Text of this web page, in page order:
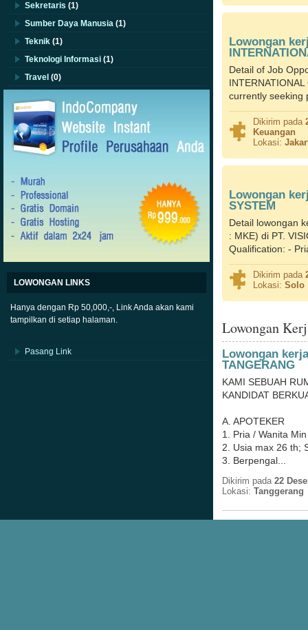
Sekretaris (1)
Sumber Daya Manusia (1)
Teknik (1)
Teknologi Informasi (1)
Travel (0)
LOWONGAN LINKS
Hanya dengan Rp 50,000,-, Link Anda akan kami
tampilkan di setiap halaman.
Pasang Link
Lowongan
Detail of Job
currently seeking
Dikirim pada
Keuangan
Lokasi:
Lowongan
SYSTEM
Detail lowongan
: MKE) di PT.
Qualification: -
Dikirim pada
Lokasi: Solo
Lowongan
Lowongan
TANGERANG
KAMI SEBUAH
KANDIDAT
A. APOTEKER
1. Pria / Wanita
2. Usia max 26 th;
3. Berpengal...
Dikirim pada 22
Lokasi: Tanggerang